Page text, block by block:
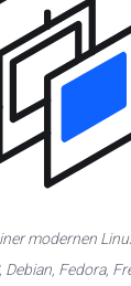
modernen
Fedora,